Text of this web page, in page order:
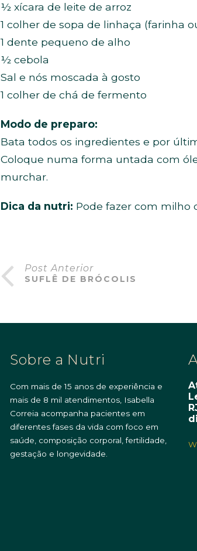
½ xícara de leite de arroz
1 colher de sopa de linhaça (farinha
1 dente pequeno de alho
½ cebola
Sal e nós moscada à gosto
1 colher de chá de fermento
Modo de preparo:
Bata todos os ingredientes e por
Coloque numa forma untada com
murchar.
Dica da nutri: Pode fazer com milho
Post Anterior
SUFLÊ DE BRÓCOLIS
Sobre a Nutri
Com mais de 15 anos de experiência e
mais de 8 mil atendimentos, Isabella
Correia acompanha pacientes em
diferentes fases da vida com foco em
saúde, composição corporal, fertilidade,
gestação e longevidade.